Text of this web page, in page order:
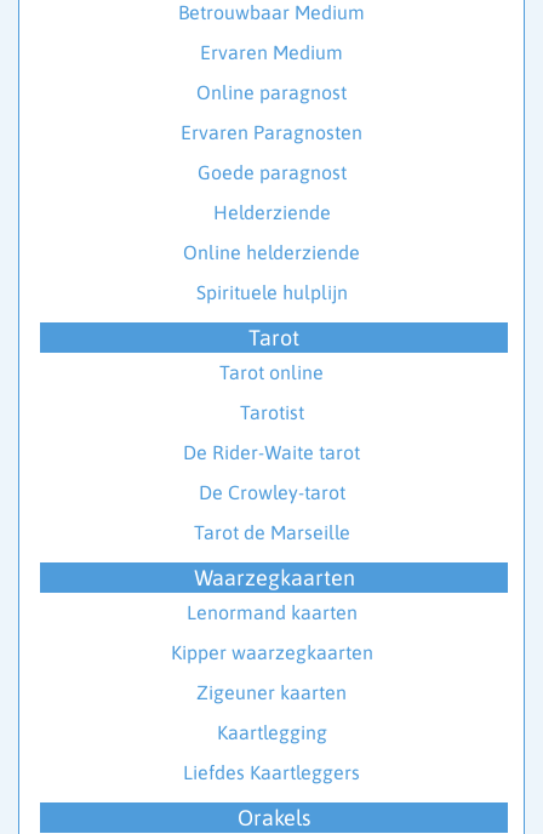
Betrouwbaar Medium
Ervaren Medium
Online paragnost
Ervaren Paragnosten
Goede paragnost
Helderziende
Online helderziende
Spirituele hulplijn
Tarot
Tarot online
Tarotist
De Rider-Waite tarot
De Crowley-tarot
Tarot de Marseille
Waarzegkaarten
Lenormand kaarten
Kipper waarzegkaarten
Zigeuner kaarten
Kaartlegging
Liefdes Kaartleggers
Orakels